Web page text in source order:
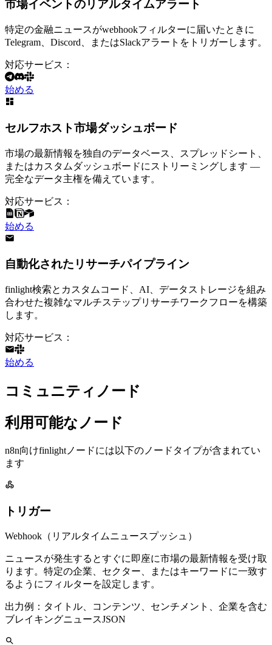
市場イベントのリアルタイムアラート
特定の金融ニュースがwebhookフィルターに届いたときに
Telegram、Discord、またはSlackアラートをトリガーします。
対応サービス：
始める
セルフホスト市場ダッシュボード
市場の最新情報を独自のデータベース、スプレッドシート、
またはカスタムダッシュボードにストリーミングします —
完全なデータ主権を備えています。
対応サービス：
始める
自動化されたリサーチパイプライン
finlight検索とカスタムコード、AI、データストレージを組み
合わせた複雑なマルチステップリサーチワークフローを構築
します。
対応サービス：
始める
コミュニティノード
利用可能なノード
n8n向けfinlightノードには以下のノードタイプが含まれてい
ます
トリガー
Webhook（リアルタイムニュースプッシュ）
ニュースが発生するとすぐに即座に市場の最新情報を受け取
ります。特定の企業、セクター、またはキーワードに一致す
るようにフィルターを設定します。
出力例：タイトル、コンテンツ、センチメント、企業を含む
ブレイキングニュースJSON